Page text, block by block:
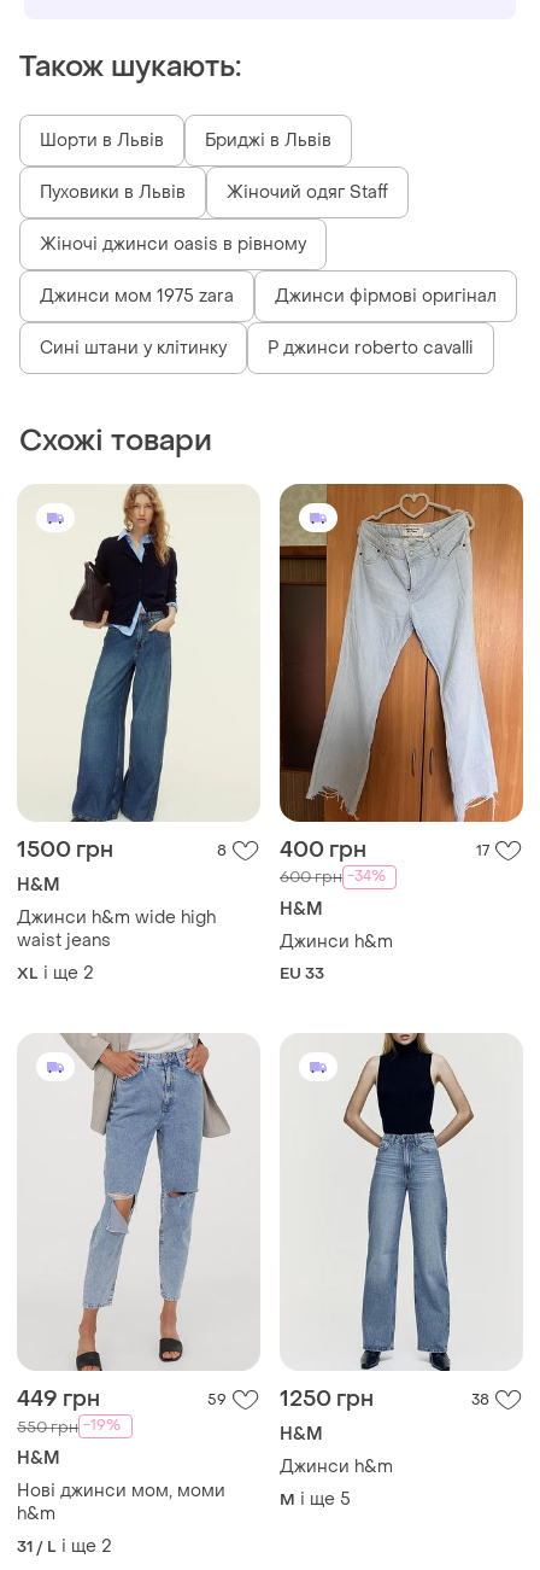
Також шукають:
Шорти в Львів Бриджі в Львів
Пуховики в Львів Жіночий одяг Staff
Жіночі джинси oasis в рівному
Джинси мом 1975 zara Джинси фірмові оригінал
Сині штани у клітинку Р джинси roberto cavalli
Схожі товари
1500 грн 8
H&M
Джинси h&m wide high
waist jeans
XL і ще 2
400 грн 17
600 грн -34%
H&M
Джинси h&m
EU 33
449 грн 59
550 грн -19%
H&M
Нові джинси мом, моми
h&m
31 / L і ще 2
1250 грн 38
H&M
Джинси h&m
M і ще 5